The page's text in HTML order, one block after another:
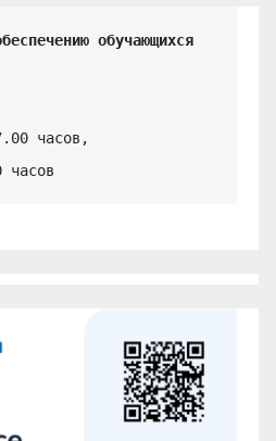
обучающихся
часов,